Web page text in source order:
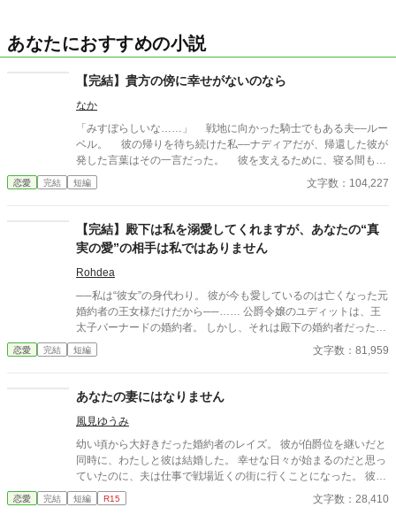
あなたにおすすめの小説
【完結】貴方の傍に幸せがないのなら
なか
「みすぼらしいな……」 戦地に向かった騎士でもある夫––ルー
ベル。 彼の帰りを待ち続けた私––ナディアだが、帰還した彼が
発した言葉はその一言だった。 彼を支えるために、寝る間も惜
しんで働き続けた三年。 望むままに支援金を送って、自らの生
活さえ切り崩してでも支えてきたのは……また彼に会うためだっ
く。 妻帯者でありながら、この王国の姫と逢瀬を交わし、彼女
を愛していた。 そこにはもう、私の居場所はない。 なら、そ
れならば。 貴方の傍に幸せがないのなら、私の選択はただ一つ
だ。 ◇◇◇◇◇◇ 設定ゆるめです。 よろしけ
れば、読んでくださると嬉しいです。
恋愛 完結 短編 文字数：104,227
【完結】殿下は私を溺愛してくれますが、あなたの“真
実の愛”の相手は私ではありません
Rohdea
──私は“彼女”の身代わり。 彼が今も愛しているのは亡くなった元
婚約者の王女様だけだから──…… 公爵令嬢のユディットは、王
太子バーナードの婚約者。 しかし、それは殿下の婚約者だった隣
国の王女が亡くなってしまい、 国内の令嬢の中から一番身分が高
い……それだけの理由で新たに選ばれただけ。 バーナード殿下は
の度にユディットの心は苦しくなっていく。 こんな自分が彼の婚
約者でいていいのか。 自分のような理由で互いの気持ちを無視し
て決められた婚約者は、 バーナードが再び心惹かれる“真実の
愛”の相手を見つける邪魔になっているだけなのでは？ そんな心
揺れる日々の中、 二人の前に、亡くなった王女とそっくりの女性
が現れる。 実は、王女は襲撃の日、こっそり逃がされていて実は
恋愛 完結 短編 文字数：81,959
あなたの妻にはなりません
風見ゆうみ
幼い頃から大好きだった婚約者のレイズ。 彼が伯爵位を継いだと
同時に、わたしと彼は結婚した。 幸せな日々が始まるのだと思っ
ていたのに、夫は仕事で戦場近くの街に行くことになった。 彼が
旅立った数日後、わたしの元に届いたのは夫の訃報だった。 悲し
みに暮れているわたしに近づいてきたのは、夫の親友のディール
恋愛 完結 短編 R15 文字数：28,410